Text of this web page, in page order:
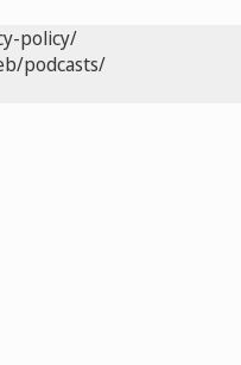
policy/
podcasts/